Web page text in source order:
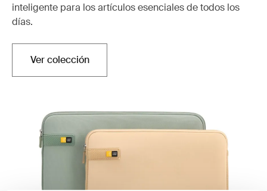
inteligente para los artículos esenciales de todos los
días.
Ver colección